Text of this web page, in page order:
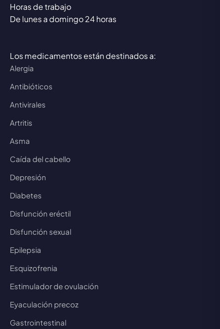
Horas de trabajo
De lunes a domingo 24 horas
Los medicamentos están destinados a:
Alergia
Antibióticos
Antivirales
Artritis
Asma
Caída del cabello
Depresión
Diabetes
Disfunción eréctil
Disfunción sexual
Epilepsia
Esquizofrenia
Estimulador de ovulación
Eyaculación precoz
Gastrointestinal